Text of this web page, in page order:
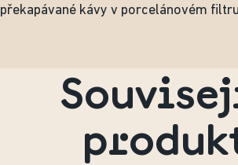
překapávané kávy v porcelánovém filtru